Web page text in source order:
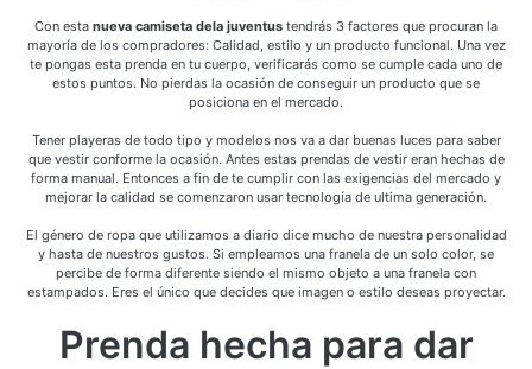
Con esta nueva camiseta dela juventus tendrás 3 factores que procuran la
mayoría de los compradores: Calidad, estilo y un producto funcional. Una vez
te pongas esta prenda en tu cuerpo, verificarás como se cumple cada uno de
estos puntos. No pierdas la ocasión de conseguir un producto que se
posiciona en el mercado.
Tener playeras de todo tipo y modelos nos va a dar buenas luces para saber
que vestir conforme la ocasión. Antes estas prendas de vestir eran hechas de
forma manual. Entonces a fin de te cumplir con las exigencias del mercado y
mejorar la calidad se comenzaron usar tecnología de ultima generación.
El género de ropa que utilizamos a diario dice mucho de nuestra personalidad
y hasta de nuestros gustos. Si empleamos una franela de un solo color, se
percibe de forma diferente siendo el mismo objeto a una franela con
estampados. Eres el único que decides que imagen o estilo deseas proyectar.
Prenda hecha para dar